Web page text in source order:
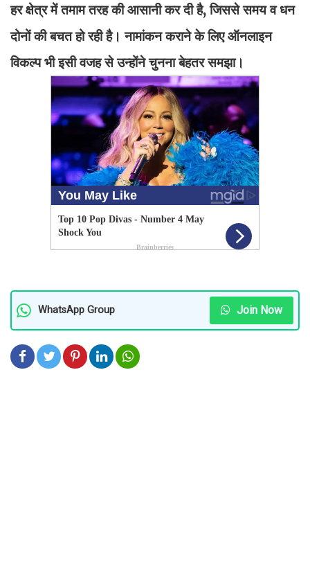
हर क्षेत्र में तमाम तरह की आसानी कर दी है, जिससे समय व धन
दोनों की बचत हो रही है। नामांकन कराने के लिए ऑनलाइन
विकल्प भी इसी वजह से उन्होंने चुनना बेहतर समझा।
WhatsApp Group Join Now